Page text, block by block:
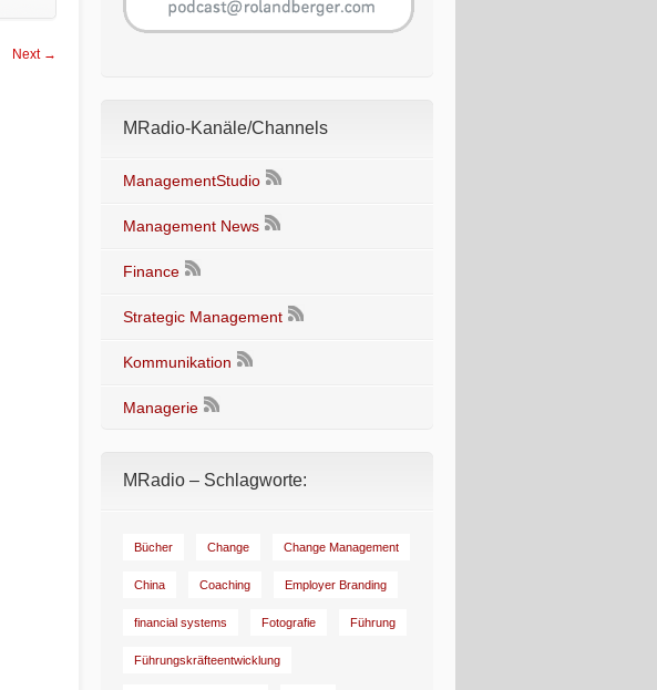
Next →
MRadio-Kanäle/Channels
ManagementStudio
Management News
Finance
Strategic Management
Kommunikation
Managerie
MRadio – Schlagworte:
Bücher Change Change Management
China Coaching Employer Branding
financial systems Fotografie Führung
Führungskräfteentwicklung